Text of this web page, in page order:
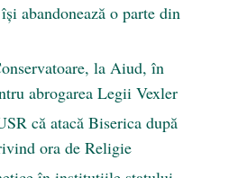
abandonează o parte din
la Aiud, în
abrogarea Legii Vexler
că atacă Biserica după
ora de Religie